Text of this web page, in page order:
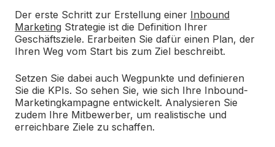
Der erste Schritt zur Erstellung einer Inbound
Marketing Strategie ist die Definition Ihrer
Geschäftsziele. Erarbeiten Sie dafür einen Plan, der
Ihren Weg vom Start bis zum Ziel beschreibt.
Setzen Sie dabei auch Wegpunkte und definieren
Sie die KPIs. So sehen Sie, wie sich Ihre Inbound-
Marketingkampagne entwickelt. Analysieren Sie
zudem Ihre Mitbewerber, um realistische und
erreichbare Ziele zu schaffen.